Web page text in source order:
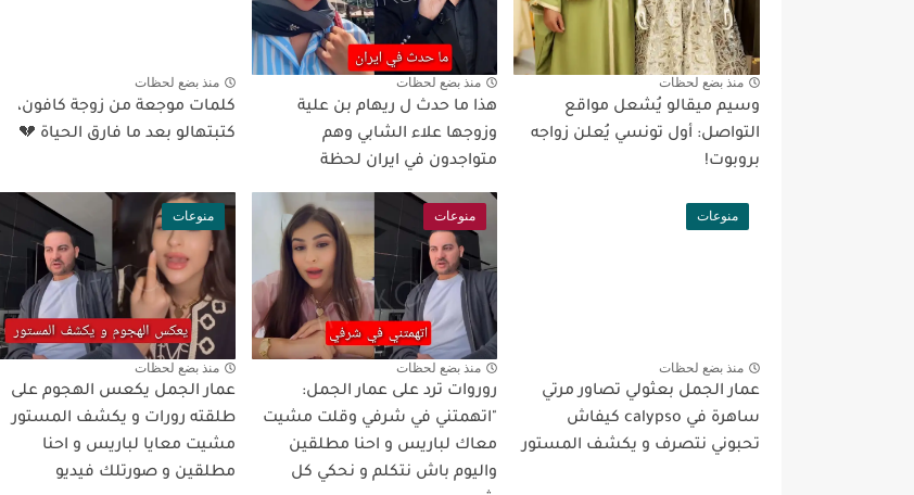
منذ بضع لحظات
وسيم ميقالو يُشعل مواقع
التواصل: أول تونسي يُعلن زواجه
بروبوت!
منذ بضع لحظات
هذا ما حدث ل ريهام بن علية
وزوجها علاء الشابي وهم
متواجدون في ايران لحظة
منذ بضع لحظات
كلمات موجعة من زوجة كافون،
كتبتهالو بعد ما فارق الحياة 💔
منوعات
منذ بضع لحظات
عمار الجمل بعثولي تصاور مرتي
ساهرة في calypso كيفاش
تحبوني نتصرف و يكشف المستور
منوعات
منذ بضع لحظات
روروات ترد على عمار الجمل:
"اتهمتني في شرفي وقلت مشيت
معاك لباريس و احنا مطلقين
واليوم باش نتكلم و نحكي كل
منوعات
منذ بضع لحظات
عمار الجمل يكعس الهجوم على
طلقته رورات و يكشف المستور
مشيت معايا لباريس و احنا
مطلقين و صورتلك فيديو